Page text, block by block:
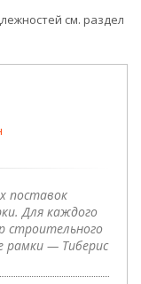
см. раздел
поставок
Для каждого
строительного
рамки — Тиберис